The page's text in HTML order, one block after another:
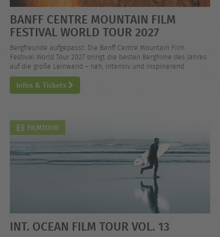
BANFF CENTRE MOUNTAIN FILM
FESTIVAL WORLD TOUR 2027
Bergfreunde aufgepasst: Die Banff Centre Mountain Film
Festival World Tour 2027 bringt die besten Bergfilme des Jahres
auf die große Leinwand – nah, intensiv und inspirierend.
Infos & Tickets
FILMTOUR
INT. OCEAN FILM TOUR VOL. 13